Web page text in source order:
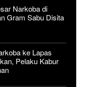
Narkoba di
Gram Sabu Disita
ke Lapas
Pelaku Kabur